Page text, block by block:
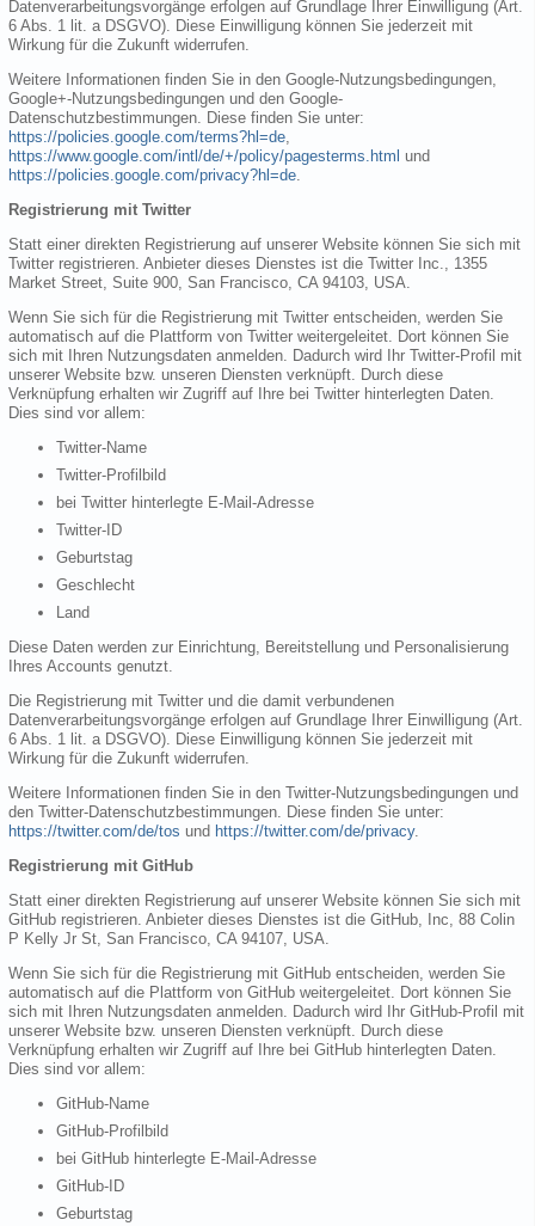
Datenverarbeitungsvorgänge erfolgen auf Grundlage Ihrer Einwilligung (Art.
6 Abs. 1 lit. a DSGVO). Diese Einwilligung können Sie jederzeit mit
Wirkung für die Zukunft widerrufen.
Weitere Informationen finden Sie in den Google-Nutzungsbedingungen,
Google+-Nutzungsbedingungen und den Google-
Datenschutzbestimmungen. Diese finden Sie unter:
https://policies.google.com/terms?hl=de,
https://www.google.com/intl/de/+/policy/pagesterms.html und
https://policies.google.com/privacy?hl=de.
Registrierung mit Twitter
Statt einer direkten Registrierung auf unserer Website können Sie sich mit
Twitter registrieren. Anbieter dieses Dienstes ist die Twitter Inc., 1355
Market Street, Suite 900, San Francisco, CA 94103, USA.
Wenn Sie sich für die Registrierung mit Twitter entscheiden, werden Sie
automatisch auf die Plattform von Twitter weitergeleitet. Dort können Sie
sich mit Ihren Nutzungsdaten anmelden. Dadurch wird Ihr Twitter-Profil mit
unserer Website bzw. unseren Diensten verknüpft. Durch diese
Verknüpfung erhalten wir Zugriff auf Ihre bei Twitter hinterlegten Daten.
Dies sind vor allem:
Twitter-Name
Twitter-Profilbild
bei Twitter hinterlegte E-Mail-Adresse
Twitter-ID
Geburtstag
Geschlecht
Land
Diese Daten werden zur Einrichtung, Bereitstellung und Personalisierung
Ihres Accounts genutzt.
Die Registrierung mit Twitter und die damit verbundenen
Datenverarbeitungsvorgänge erfolgen auf Grundlage Ihrer Einwilligung (Art.
6 Abs. 1 lit. a DSGVO). Diese Einwilligung können Sie jederzeit mit
Wirkung für die Zukunft widerrufen.
Weitere Informationen finden Sie in den Twitter-Nutzungsbedingungen und
den Twitter-Datenschutzbestimmungen. Diese finden Sie unter:
https://twitter.com/de/tos und https://twitter.com/de/privacy.
Registrierung mit GitHub
Statt einer direkten Registrierung auf unserer Website können Sie sich mit
GitHub registrieren. Anbieter dieses Dienstes ist die GitHub, Inc, 88 Colin
P Kelly Jr St, San Francisco, CA 94107, USA.
Wenn Sie sich für die Registrierung mit GitHub entscheiden, werden Sie
automatisch auf die Plattform von GitHub weitergeleitet. Dort können Sie
sich mit Ihren Nutzungsdaten anmelden. Dadurch wird Ihr GitHub-Profil mit
unserer Website bzw. unseren Diensten verknüpft. Durch diese
Verknüpfung erhalten wir Zugriff auf Ihre bei GitHub hinterlegten Daten.
Dies sind vor allem:
GitHub-Name
GitHub-Profilbild
bei GitHub hinterlegte E-Mail-Adresse
GitHub-ID
Geburtstag